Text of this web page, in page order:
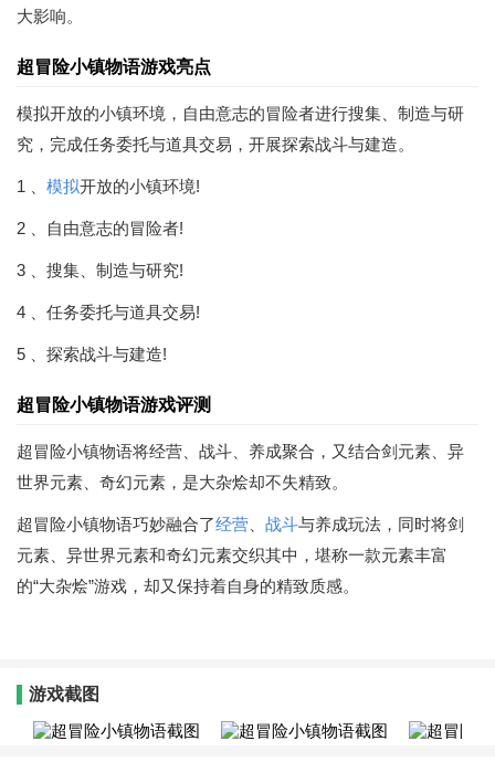
大影响。
超冒险小镇物语游戏亮点
模拟开放的小镇环境，自由意志的冒险者进行搜集、制造与研
究，完成任务委托与道具交易，开展探索战斗与建造。
1 、 模拟开放的小镇环境!
2 、自由意志的冒险者!
3 、搜集、制造与研究!
4 、任务委托与道具交易!
5 、探索战斗与建造!
超冒险小镇物语游戏评测
超冒险小镇物语将经营、战斗、养成聚合，又结合剑元素、异
世界元素、奇幻元素，是大杂烩却不失精致。
超冒险小镇物语巧妙融合了经营 战斗与养成玩法，同时将剑
元素、异世界元素和奇幻元素交织其中，堪称一款元素丰富
的“大杂烩”游戏，却又保持着自身的精致质感。
游戏截图